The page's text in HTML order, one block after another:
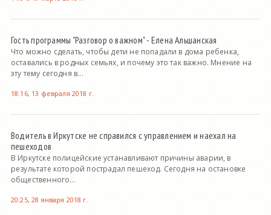
Гость программы "Разговор о важном" - Елена Альшанская
Что можно сделать, чтобы дети не попадали в дома ребенка,
оставались в родных семьях, и почему это так важно. Мнение на
эту тему сегодня в...
18:16, 13 февраля 2018 г.
Водитель в Иркутске не справился с управлением и наехал на
пешеходов
В Иркутске полицейские устанавливают причины аварии, в
результате которой пострадал пешеход. Сегодня на остановке
общественного...
20:25, 28 января 2018 г.